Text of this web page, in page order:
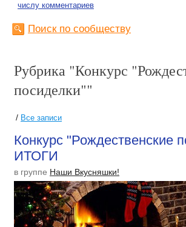
числу комментариев
Поиск по сообществу
Рубрика "Конкурс
посиделки""
/ Все записи
Конкурс "Рождественские
ИТОГИ
в группе Наши Вкусняшки!